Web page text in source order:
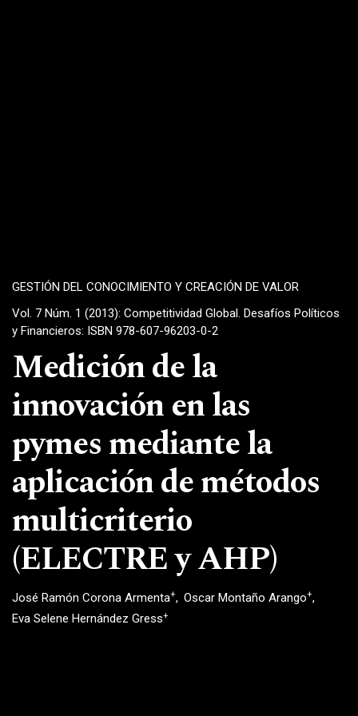
GESTIÓN DEL CONOCIMIENTO Y CREACIÓN DE VALOR
Vol. 7 Núm. 1 (2013): Competitividad Global. Desafíos Políticos
y Financieros: ISBN 978-607-96203-0-2
Medición de la
innovación en las
pymes mediante la
aplicación de métodos
multicriterio
(ELECTRE y AHP)
José Ramón Corona Armenta+ Oscar Montaño Arango+
Eva Selene Hernández Gress+